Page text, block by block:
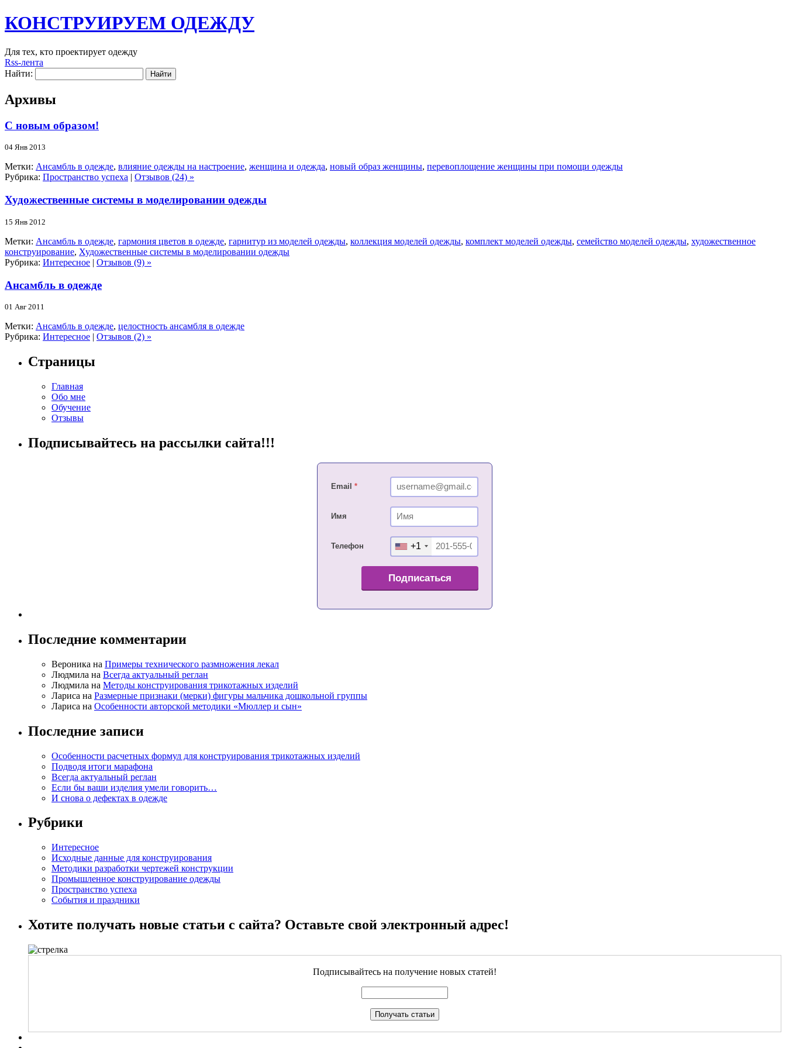
КОНСТРУИРУЕМ ОДЕЖДУ
Для тех, кто проектирует одежду
Rss-лента
Найти:
Архивы
С новым образом!
04 Янв 2013
Метки: Ансамбль в одежде, влияние одежды на настроение, женщина и одежда, новый образ женщины, перевоплощение женщины при помощи одежды
Рубрика: Пространство успеха | Отзывов (24) »
Художественные системы в моделировании одежды
15 Янв 2012
Метки: Ансамбль в одежде, гармония цветов в одежде, гарнитур из моделей одежды, коллекция моделей одежды, комплект моделей одежды, семейство моделей одежды, художественное
конструирование, Художественные системы в моделировании одежды
Рубрика: Интересное | Отзывов (9) »
Ансамбль в одежде
01 Авг 2011
Метки: Ансамбль в одежде, целостность ансамбля в одежде
Рубрика: Интересное | Отзывов (2) »
Страницы
Главная
Обо мне
Обучение
Отзывы
Подписывайтесь на рассылки сайта!!!
Email *
Имя
Телефон +1
Подписаться
Последние комментарии
Вероника на Примеры технического размножения лекал
Людмила на Всегда актуальный реглан
Людмила на Методы конструирования трикотажных изделий
Лариса на Размерные признаки (мерки) фигуры мальчика дошкольной группы
Лариса на Особенности авторской методики «Мюллер и сын»
Последние записи
Особенности расчетных формул для конструирования трикотажных изделий
Подводя итоги марафона
Всегда актуальный реглан
Если бы ваши изделия умели говорить…
И снова о дефектах в одежде
Рубрики
Интересное
Исходные данные для конструирования
Методики разработки чертежей конструкции
Промышленное конструирование одежды
Пространство успеха
События и праздники
Хотите получать новые статьи с сайта? Оставьте свой электронный адрес!
Подписывайтесь на получение новых статей!